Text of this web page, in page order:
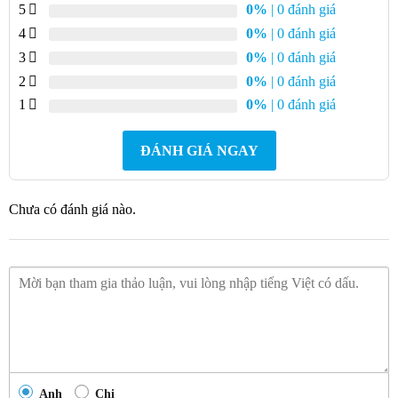
5 0% | 0 đánh giá
4
0% | 0 đánh giá
3
0% | 0 đánh giá
2
0% | 0 đánh giá
1
0% | 0 đánh giá
ĐÁNH GIÁ NGAY
Chưa có đánh giá nào.
Anh Chị